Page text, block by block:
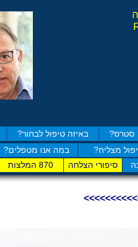
סטרס? באיזה טיפול לבחור?
מצליח?
במה אנו מטפלים?
סיפורי הצלחה 870 המלצות